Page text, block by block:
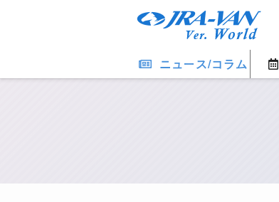
ニュース/コラム